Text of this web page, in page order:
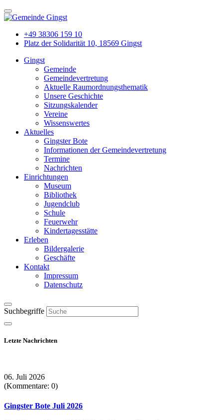
+49 38306 159 10
Platz der Solidarität 10, 18569 Gingst
Gingst
Gemeinde
Gemeindevertretung
Aktuelle Raumordnungsthematik
Unsere Geschichte
Sitzungskalender
Vereine
Wissenswertes
Aktuelles
Gingster Bote
Informationen der Gemeindevertretung
Termine
Nachrichten
Einrichtungen
Museum
Bibliothek
Jugendclub
Schule
Feuerwehr
Kindertagesstätte
Erleben
Bildergalerie
Geschäfte
Kontakt
Impressum
Datenschutz
Suchbegriffe
Letzte Nachrichten
06. Juli 2026
(Kommentare: 0)
Gingster Bote Juli 2026